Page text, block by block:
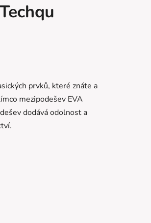
prvků, které znáte a
mezipodešev EVA
dodává odolnost a